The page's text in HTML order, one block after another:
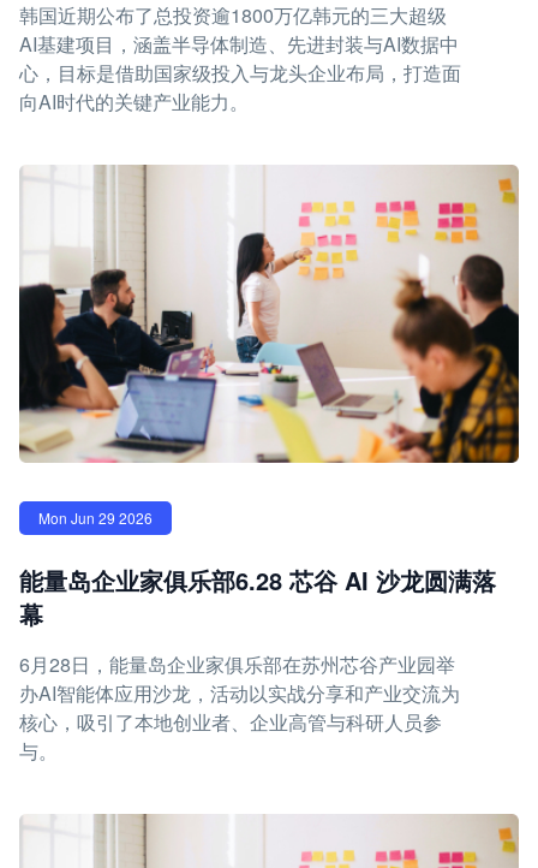
韩国近期公布了总投资逾1800万亿韩元的三大超级
AI基建项目，涵盖半导体制造、先进封装与AI数据中
心，目标是借助国家级投入与龙头企业布局，打造面
向AI时代的关键产业能力。
Mon Jun 29 2026
能量岛企业家俱乐部6.28 芯谷 AI 沙龙圆满落
幕
6月28日，能量岛企业家俱乐部在苏州芯谷产业园举
办AI智能体应用沙龙，活动以实战分享和产业交流为
核心，吸引了本地创业者、企业高管与科研人员参
与。